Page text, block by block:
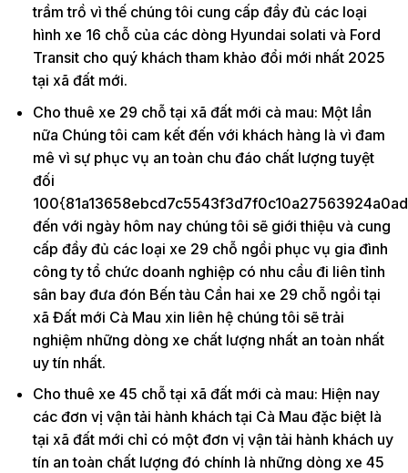
trầm trồ vì thế chúng tôi cung cấp đầy đủ các loại
hình xe 16 chỗ của các dòng Hyundai solati và Ford
Transit cho quý khách tham khảo đổi mới nhất 2025
tại xã đất mới.
Cho thuê xe 29 chỗ tại xã đất mới cà mau: Một lần
nữa Chúng tôi cam kết đến với khách hàng là vì đam
mê vì sự phục vụ an toàn chu đáo chất lượng tuyệt
đối
đến với ngày hôm nay chúng tôi sẽ giới thiệu và cung
cấp đầy đủ các loại xe 29 chỗ ngồi phục vụ gia đình
công ty tổ chức doanh nghiệp có nhu cầu đi liên tỉnh
sân bay đưa đón Bến tàu Cần hai xe 29 chỗ ngồi tại
xã Đất mới Cà Mau xin liên hệ chúng tôi sẽ trải
nghiệm những dòng xe chất lượng nhất an toàn nhất
uy tín nhất.
Cho thuê xe 45 chỗ tại xã đất mới cà mau: Hiện nay
các đơn vị vận tải hành khách tại Cà Mau đặc biệt là
tại xã đất mới chỉ có một đơn vị vận tải hành khách uy
tín an toàn chất lượng đó chính là những dòng xe 45